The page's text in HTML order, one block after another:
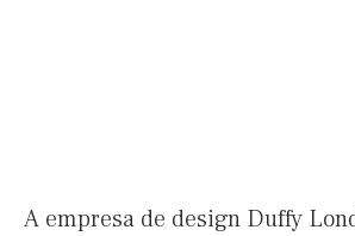
A empresa de design Duffy